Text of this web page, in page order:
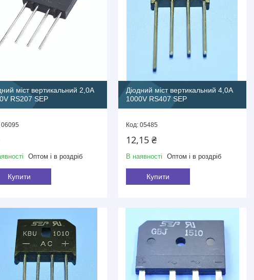
міст вертикальний 2,0A
RS207 SEP
06095
Оптом і в роздріб
Купити
Діодний міст вертикальний 4,0A
1000V RS407 SEP
05485
12,15 ₴
В наявності Оптом і в роздріб
Купити